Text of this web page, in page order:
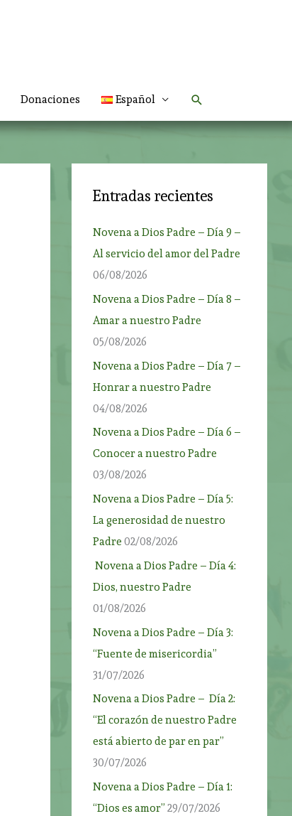
Donaciones Español Buscar
Entradas recientes
Novena a Dios Padre – Día 9 –
Al servicio del amor del Padre
06/08/2026
Novena a Dios Padre – Día 8 –
Amar a nuestro Padre
05/08/2026
Novena a Dios Padre – Día 7 –
Honrar a nuestro Padre
04/08/2026
Novena a Dios Padre – Día 6 –
Conocer a nuestro Padre
03/08/2026
Novena a Dios Padre – Día 5:
La generosidad de nuestro
Padre 02/08/2026
Novena a Dios Padre – Día 4:
Dios, nuestro Padre
01/08/2026
Novena a Dios Padre – Día 3:
“Fuente de misericordia”
31/07/2026
Novena a Dios Padre – Día 2:
“El corazón de nuestro Padre
está abierto de par en par”
30/07/2026
Novena a Dios Padre – Día 1:
“Dios es amor” 29/07/2026